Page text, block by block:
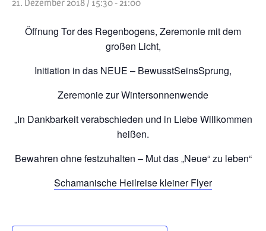
Fasten und Pilgern
Veranstaltungen
21. Dezember 2018 / 15:30 -21:00
Öffnung Tor des Regenbogens, Zeremonie mit dem
großen Licht,
Initiation in das NEUE – BewusstSeinsSprung,
Zeremonie zur Wintersonnenwende
„In Dankbarkeit verabschieden und in Liebe Willkommen
heißen.
Bewahren ohne festzuhalten – Mut das „Neue“ zu leben“
Schamanische Heilreise kleiner Flyer